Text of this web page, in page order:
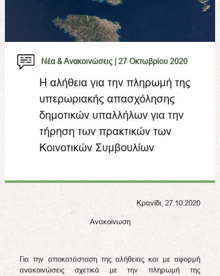
Νέα & Ανακοινώσεις | 27 Οκτωβρίου 2020
Η αλήθεια για την πληρωμή της
υπερωριακής απασχόλησης
δημοτικών υπαλλήλων για την
τήρηση των πρακτικών των
Κοινοτικών Συμβουλίων
Κρανίδι, 27.10.2020
Ανακοίνωση
Για την αποκατάσταση της αλήθειας και με αφορμή
ανακοινώσεις σχετικά με την πληρωμή της